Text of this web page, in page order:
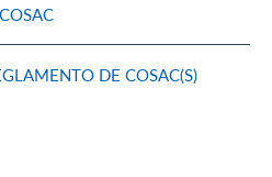
DE COSAC(S)